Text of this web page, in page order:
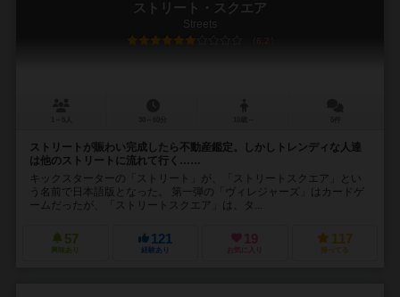
ストリート・スクエア
Streets
6.2
ストリートが賑わい完成したら不動産鑑定。しかしトレンディな人達
は他のストリートに流れて行く……
キックスターターの「ストリート」が、「ストリートスクエア」とい
う名前で日本語版となった。 第一弾の「ヴィレジャーズ」はカードゲ
ームだったが、「ストリートスクエア」は、タ...
57
興味あり
121
経験あり
19
お気に入り
117
持ってる